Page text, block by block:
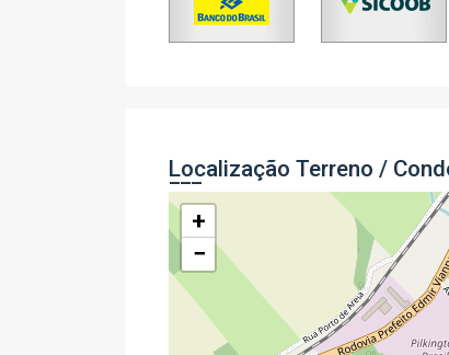
Localização Terreno /
+
−